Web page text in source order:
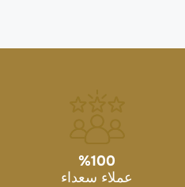
100
%
عملاء سعداء